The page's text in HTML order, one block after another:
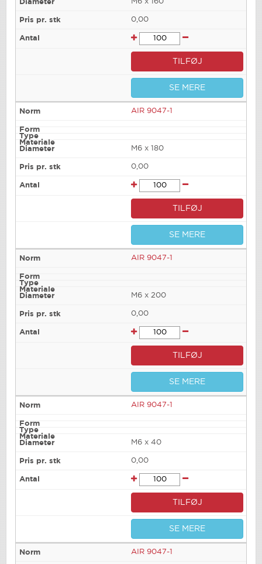
0,00
TILFØJ
SE MERE
AIR 9047-1
M6 x 180
0,00
TILFØJ
SE MERE
AIR 9047-1
M6 x 200
0,00
TILFØJ
SE MERE
AIR 9047-1
M6 x 40
0,00
TILFØJ
SE MERE
AIR 9047-1